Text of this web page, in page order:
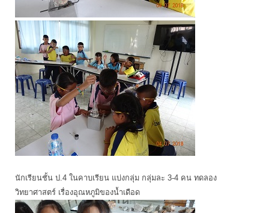
นักเรียนชั้น ป.4 ในคาบเรียน แบ่งกลุ่ม กลุ่มละ 3-4 คน ทดลอง
วิทยาศาสตร์ เรื่องอุณหภูมิของน้ำเดือด